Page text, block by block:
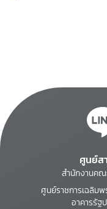
ศูนย์ส
สำนักงานคณ
ศูนย์ราชการเฉลิม
อาคารรัฐ